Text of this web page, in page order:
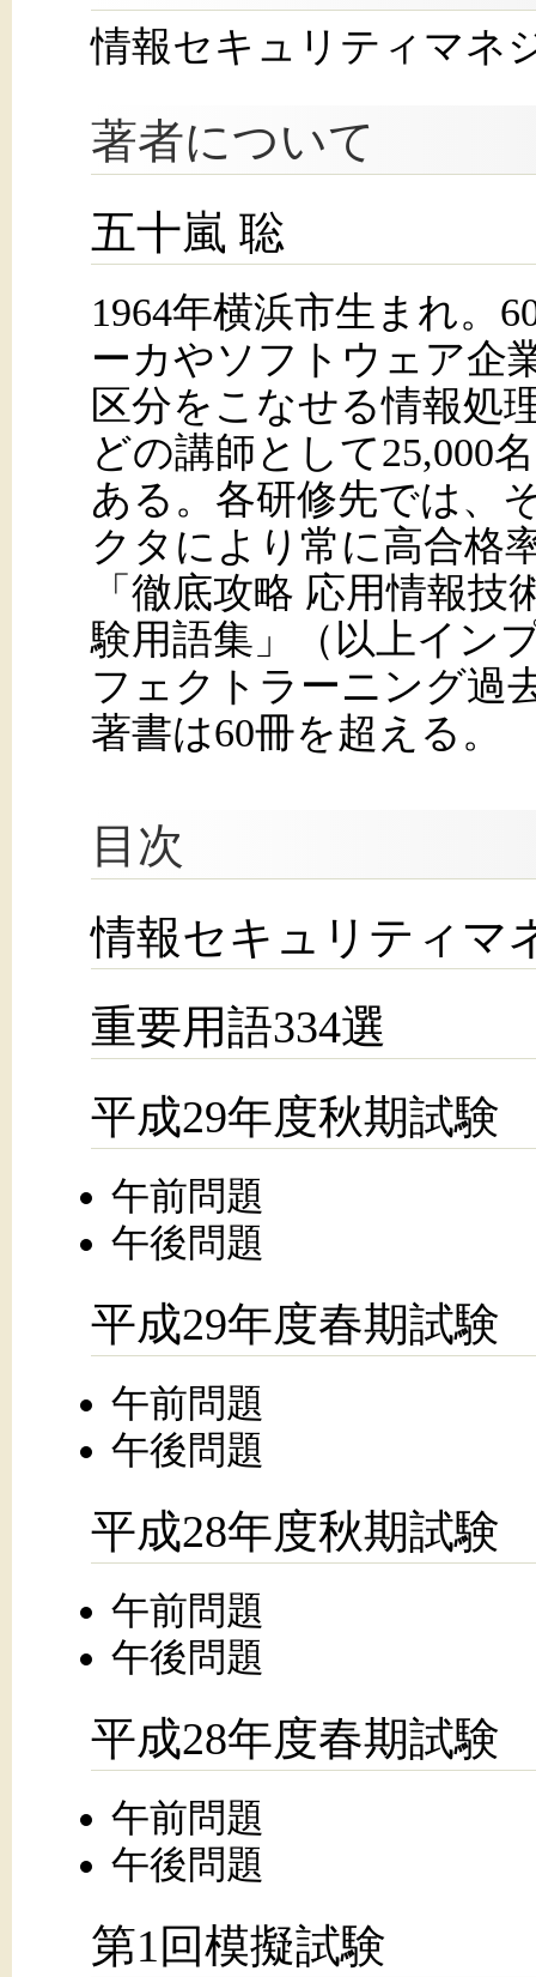
情報セキュリティマネ
著者について
五十嵐 聡
1964年横浜市生まれ。
ーカやソフトウェア企
区分をこなせる情報処
どの講師として25,000
ある。各研修先では、
クタにより常に高合格
「徹底攻略 応用情報
験用語集」（以上イン
フェクトラーニング過
著書は60冊を超える。
目次
情報セキュリティマ
重要用語334選
平成29年度秋期試験
午前問題
午後問題
平成29年度春期試験
午前問題
午後問題
平成28年度秋期試験
午前問題
午後問題
平成28年度春期試験
午前問題
午後問題
第1回模擬試験